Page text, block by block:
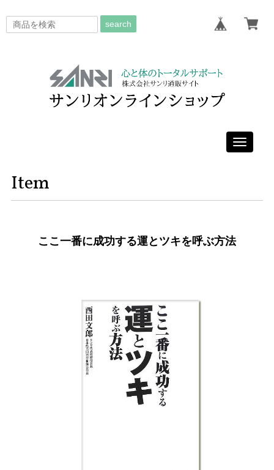
search
Toggle
Item
ここ一番に成功する運とツキを呼ぶ方法